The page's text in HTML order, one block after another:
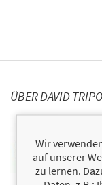
ÜBER DAVID
tiefe
ist
Wir
auf unserer
zu lernen.